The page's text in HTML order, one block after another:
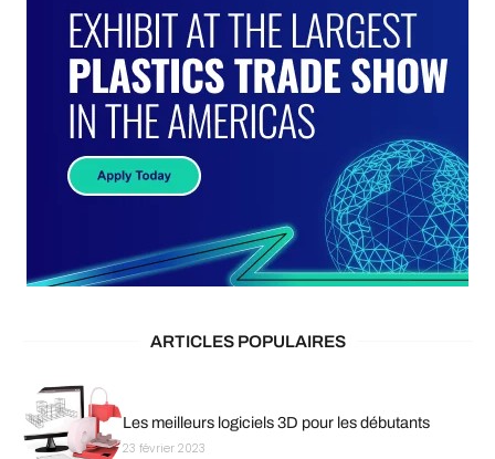
ARTICLES POPULAIRES
Les meilleurs logiciels 3D pour les débutants
23 février 2023